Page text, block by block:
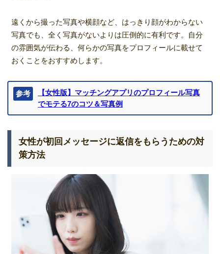
遠くから撮った写真や横顔など、はっきり顔がわからない
写真でも、全く写真がないよりは圧倒的に有利です。自分
の雰囲気が伝わる、何らかの写真をプロフィールに載せて
おくことをおすすめします。
参考
【女性版】マッチングアプリのプロフィール写真
でモテる7のコツ＆写真例
女性が初回メッセージに返信をもらうための対
策方法